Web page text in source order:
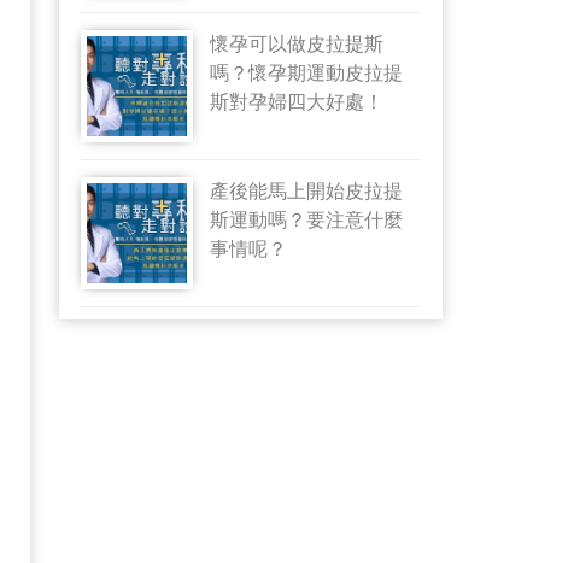
懷孕可以做皮拉提斯
嗎？懷孕期運動皮拉提
斯對孕婦四大好處！
產後能馬上開始皮拉提
斯運動嗎？要注意什麼
事情呢？